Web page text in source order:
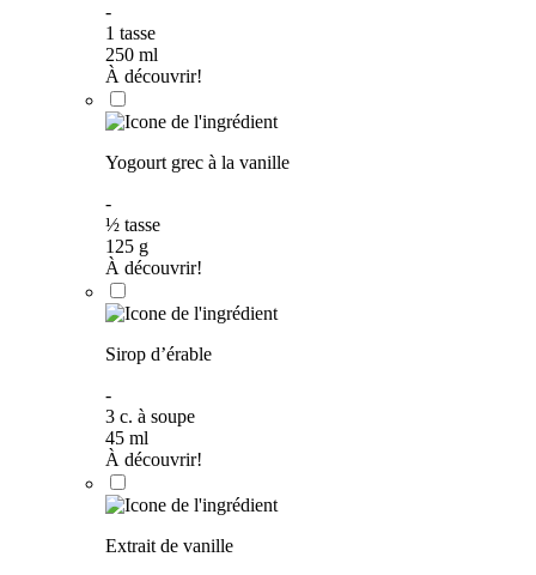
-
1 tasse
250 ml
À découvrir!
Yogourt grec à la vanille
-
½ tasse
125 g
À découvrir!
Sirop d’érable
-
3 c. à soupe
45 ml
À découvrir!
Extrait de vanille